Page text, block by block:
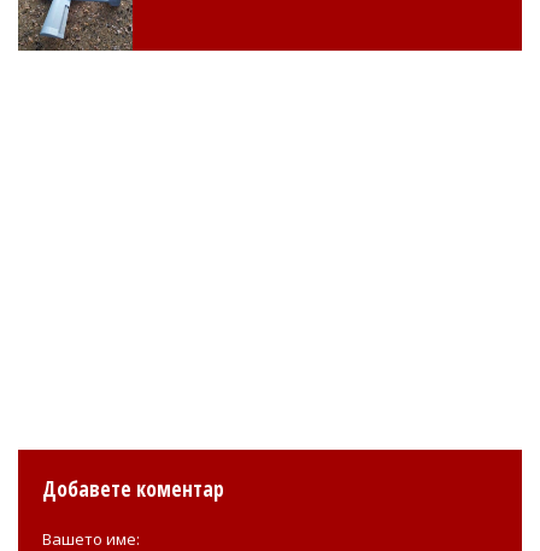
Добавете коментар
Вашето име: